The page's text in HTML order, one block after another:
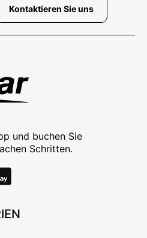
Kontaktieren Sie uns
und buchen Sie
Schritten.